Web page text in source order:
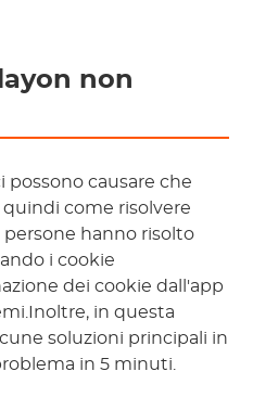
non
causare che
quindi come risolvere
hanno risolto
i cookie
dei cookie dall'app
in questa
soluzioni principali in
in 5 minuti.